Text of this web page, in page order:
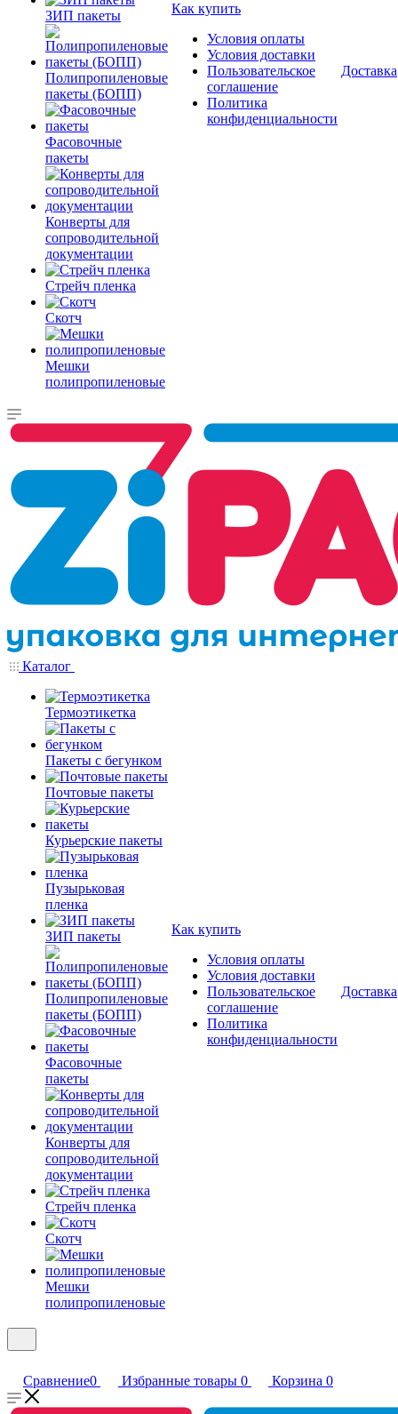
ЗИП пакеты
Полипропиленовые
пакеты (БОПП)
Фасовочные
пакеты
Конверты для
сопроводительной
документации
Стрейч пленка
Скотч
Мешки
полипропиленовые
Как купить
Условия оплаты
Условия доставки
Пользовательское
соглашение
Политика
конфиденциальности
Доставка
Каталог
Термоэтикетка
Пакеты с бегунком
Почтовые пакеты
Курьерские пакеты
Пузырьковая
пленка
ЗИП пакеты
Полипропиленовые
пакеты (БОПП)
Фасовочные
пакеты
Конверты для
сопроводительной
документации
Стрейч пленка
Скотч
Мешки
полипропиленовые
Как купить
Условия оплаты
Условия доставки
Пользовательское
соглашение
Политика
конфиденциальности
Доставка
Сравнение0 Избранные товары 0 Корзина 0